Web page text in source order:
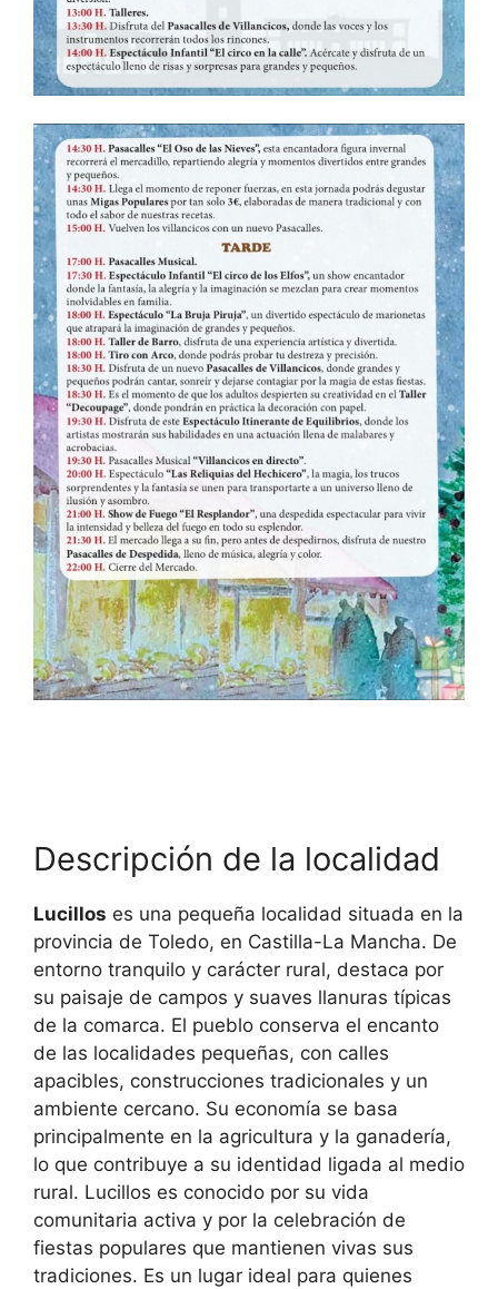
Descripción de la localidad
Lucillos es una pequeña localidad situada en la
provincia de Toledo, en Castilla-La Mancha. De
entorno tranquilo y carácter rural, destaca por
su paisaje de campos y suaves llanuras típicas
de la comarca. El pueblo conserva el encanto
de las localidades pequeñas, con calles
apacibles, construcciones tradicionales y un
ambiente cercano. Su economía se basa
principalmente en la agricultura y la ganadería,
lo que contribuye a su identidad ligada al medio
rural. Lucillos es conocido por su vida
comunitaria activa y por la celebración de
fiestas populares que mantienen vivas sus
tradiciones. Es un lugar ideal para quienes